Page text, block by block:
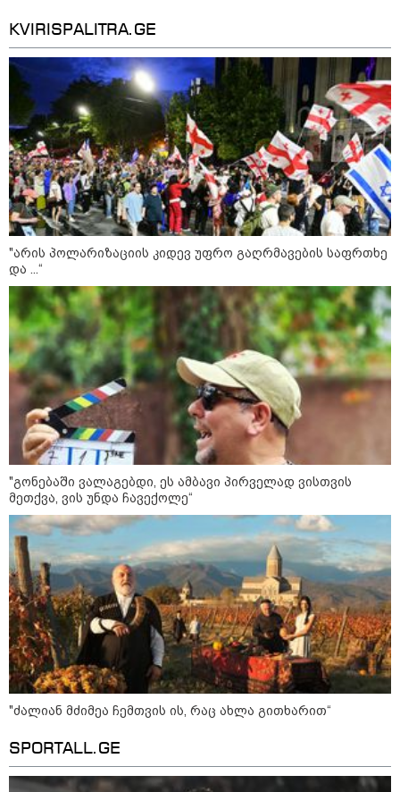
კატეგორიის ყველა სიახლე
ოქროს ფასი ბოლო 2 თვის
მაქსიმუმზეა - რა დგას ძვირფასი
ლითონის მკვეთრი გაძვირების
უნცია ოქრო დღიურად 101
დოლარით გაძვირდა - რა ღირს
გრამი საქართველოში?
„ტურისტების შემცირების მთავარი
მიზეზი ალბათ, ის პრორუსული,
პროჩინური, პროირანული
პოლიტიკაა, რომელსაც ქვეყანა
ატარებს“ - ცოტნე ჯაფარიძე
კონფლიქტები
KVIRISPALITRA.GE
"არის პოლარიზაციის კიდევ უფრო გაღრმავების საფრთხე
და ...“
"გონებაში ვალაგებდი, ეს ამბავი პირველად ვისთვის
მეთქვა, ვის უნდა ჩავექოლე“
"ძალიან მძიმეა ჩემთვის ის, რაც ახლა გითხარით“
SPORTALL.GE